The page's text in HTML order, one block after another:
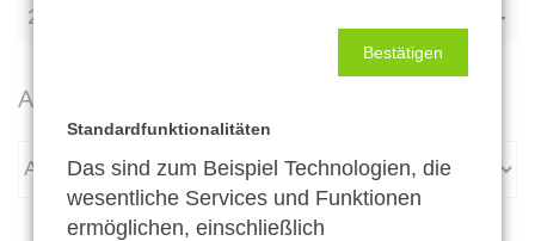
27. Mai 2020
Alle Jahrgänge:
Bestätigen
Standardfunktionalitäten
Das sind zum Beispiel Technologien, die
wesentliche Services und Funktionen
ermöglichen, einschließlich